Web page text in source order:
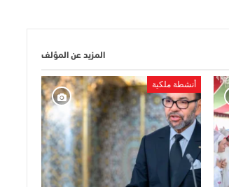
المزيد عن المؤلف
أنشطة ملكية